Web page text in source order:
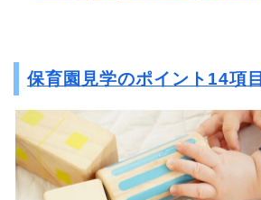
保育園見学のポイント14項目